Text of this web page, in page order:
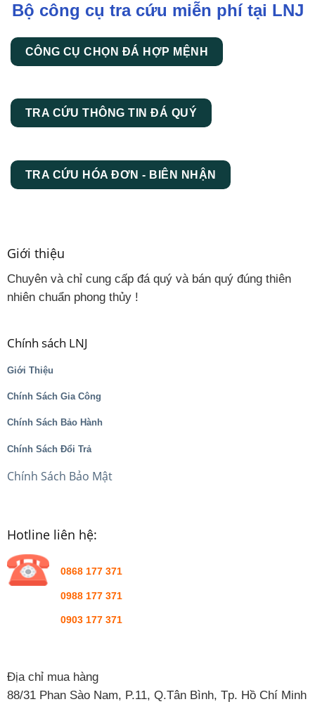
Bộ công cụ tra cứu miễn phí tại LNJ
CÔNG CỤ CHỌN ĐÁ HỢP MỆNH
TRA CỨU THÔNG TIN ĐÁ QUÝ
TRA CỨU HÓA ĐƠN - BIÊN NHẬN
Giới thiệu
Chuyên và chỉ cung cấp đá quý và bán quý đúng thiên
nhiên chuẩn phong thủy !
Chính sách LNJ
Giới Thiệu
Chính Sách Gia Công
Chính Sách Bảo Hành
Chính Sách Đổi Trả
Chính Sách Bảo Mật
Hotline liên hệ:
0868 177 371
0988 177 371
0903 177 371
Địa chỉ mua hàng
88/31 Phan Sào Nam, P.11, Q.Tân Bình, Tp. Hồ Chí Minh